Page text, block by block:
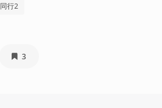
行2
3